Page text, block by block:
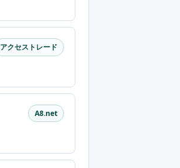
アクセストレード
A8.net